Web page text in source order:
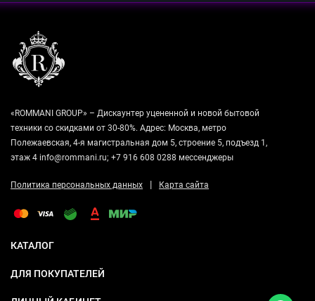
«ROMMANI GROUP» – Дискаунтер уцененной и новой бытовой
техники со скидками от 30-80%. Адрес: Москва, метро
Полежаевская, 4-я магистральная дом 5, строение 5, подъезд 1,
этаж 4 info@rommani.ru; +7 916 608 0288 мессенджеры
Политика персональных данных | Карта сайта
КАТАЛОГ
ДЛЯ ПОКУПАТЕЛЕЙ